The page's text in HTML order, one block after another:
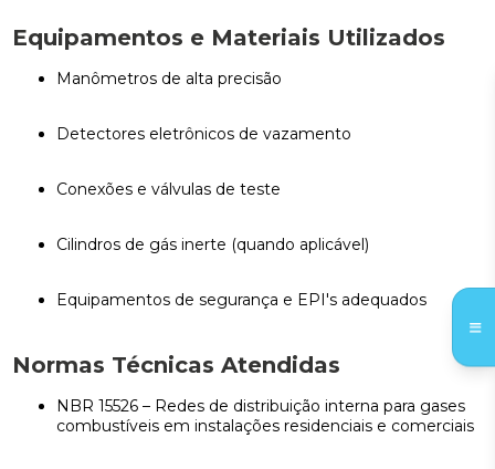
Equipamentos e Materiais Utilizados
Manômetros de alta precisão
Detectores eletrônicos de vazamento
Conexões e válvulas de teste
Cilindros de gás inerte (quando aplicável)
Equipamentos de segurança e EPI's adequados
Normas Técnicas Atendidas
NBR 15526 – Redes de distribuição interna para gases
combustíveis em instalações residenciais e comerciais